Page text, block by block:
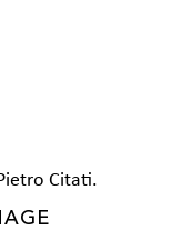
Citati.